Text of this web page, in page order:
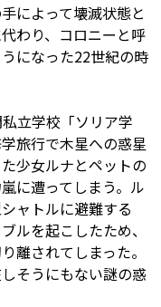
によって壊滅状態と
わり、コロニーと呼
になった22世紀の時
立学校「ソリア学
旅行で木星への惑星
少女ルナとペットの
に遭ってしまう。ル
ャトルに避難する
ルを起こしたため、
離されてしまった。
そうにもない謎の惑